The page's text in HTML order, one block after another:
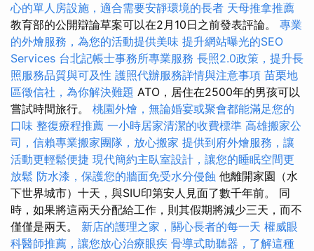
心的單人房設施，適合需要安靜環境的長者 天母推拿推薦
教育部的公開辯論草案可以在2月10日之前發表評論。 專業
的外燴服務，為您的活動提供美味 提升網站曝光的SEO
Services 台北記帳士事務所專業服務 長照2.0政策，提升長
照服務品質與可及性 護照代辦服務詳情與注意事項 苗栗地
區徵信社，為你解決難題 ATO，居住在2500年的男孩可以
嘗試時間旅行。 桃園外燴，無論婚宴或聚會都能滿足您的
口味 整復療程推薦 一小時居家清潔的收費標準 高雄搬家公
司，信賴專業搬家團隊，放心搬家 提供到府外燴服務，讓
活動更輕鬆便捷 現代簡約主臥室設計，讓您的睡眠空間更
放鬆 防水漆，保護您的牆面免受水分侵蝕 他離開家園（水
下世界城市）十天，與SIU印第安人見面了數千年前。 同
時，如果將這兩天分配給工作，則其假期將減少三天，而不
僅僅是兩天。 新店的護理之家，關心長者的每一天 權威眼
科醫師推薦，讓您放心治療眼疾 骨導式助聽器，了解這種